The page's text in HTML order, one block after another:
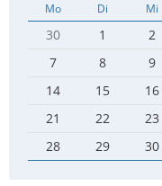
Mo Di Mi
30 1 2
7
8 9
14
15 16
21
22 23
28
29 30